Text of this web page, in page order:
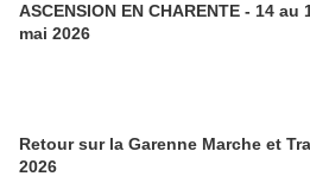
ASCENSION EN CHARENTE - 14 au
mai 2026
Retour sur la Garenne Marche et
2026